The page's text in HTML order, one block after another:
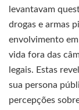
levantavam
drogas e armas
envolvimento
vida fora das
legais. Estas
sua persona
percepções